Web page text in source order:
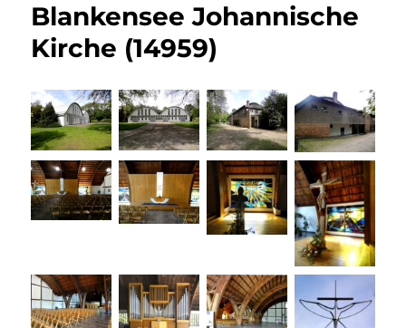
Blankensee Johannische
Kirche (14959)